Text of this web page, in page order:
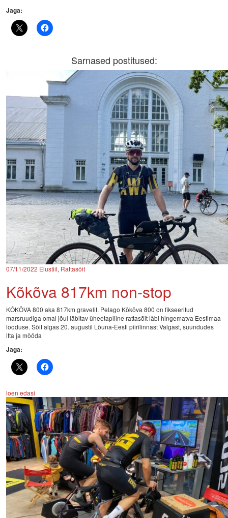
Jaga:
Sarnased postitused:
07/11/2022 Elustiil, Rattasõit
Kõkõva 817km non-stop
KÕKÕVA 800 aka 817km gravelit. Pelago Kõkõva 800 on fikseeritud
marsruudiga omal jõul läbitav üheetapiline rattasõit läbi hingematva Eestimaa
looduse. Sõit algas 20. augustil Lõuna-Eesti piirilinnast Valgast, suundudes
itta ja mööda
Jaga:
loen edasi